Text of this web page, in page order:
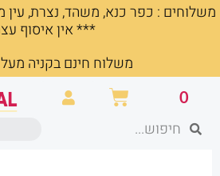
דילוג
משלוחים : כפר כנא, משהד, נצרת, עין
*** אין איסוף
משלוח חינם בקניה מעל 200 שח
0 עגלת
קניות חיפושחיפוש